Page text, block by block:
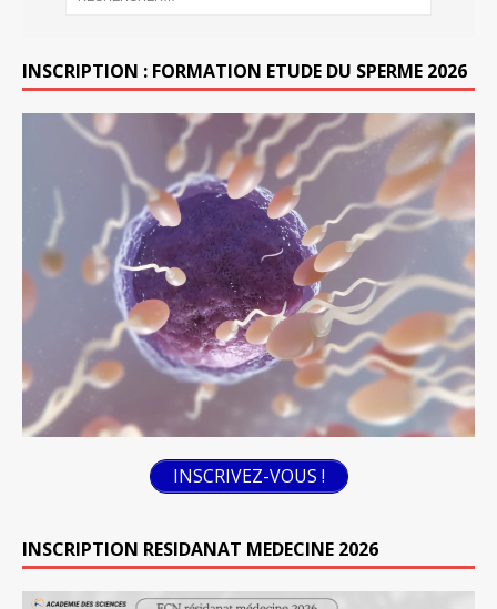
INSCRIPTION : FORMATION ETUDE DU SPERME 2026
INSCRIVEZ-VOUS !
INSCRIPTION RESIDANAT MEDECINE 2026